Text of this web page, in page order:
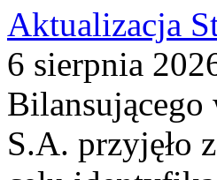
Aktualizacja
6 sierpnia
Bilansującego
S.A. przyjęło